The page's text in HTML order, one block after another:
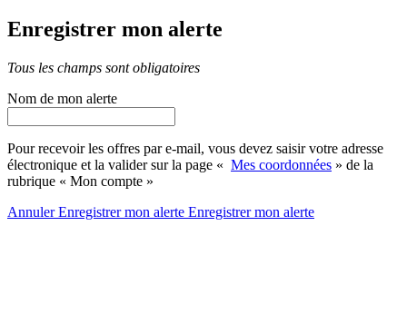
Enregistrer mon alerte
Tous les champs sont obligatoires
Nom de mon alerte
Pour recevoir les offres par e-mail, vous devez saisir votre adresse
électronique et la valider sur la page « Mes coordonnées » de la
rubrique « Mon compte »
AnnulerEnregistrer mon alerte Enregistrermon alerte